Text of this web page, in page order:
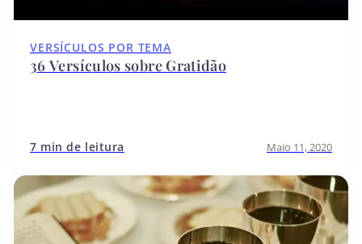
VERSÍCULOS POR TEMA
36 Versículos sobre Gratidão
7 min de leitura Maio 11, 2020